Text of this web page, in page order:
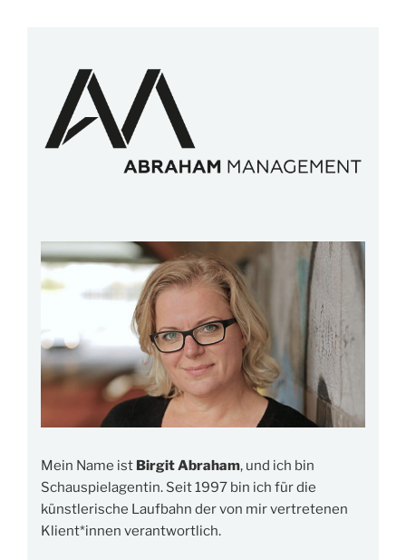
Mein Name ist Birgit Abraham, und ich bin
Schauspielagentin. Seit 1997 bin ich für die
künstlerische Laufbahn der von mir vertretenen
Klient*innen verantwortlich.